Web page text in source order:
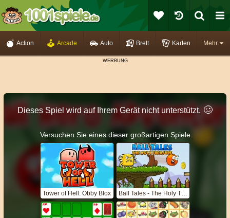
Mehr
Action Arcade Auto Brett Karten
Dieses Spiel wird auf Ihrem Gerät nicht unterstützt. 🥴️
Versuchen Sie eines dieser großartigen Spiele
Tower of Hell: Obby Blox Ball Tales - The Holy Treasure